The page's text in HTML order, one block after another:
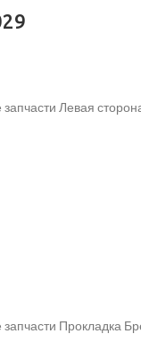
Левая
Прокладка